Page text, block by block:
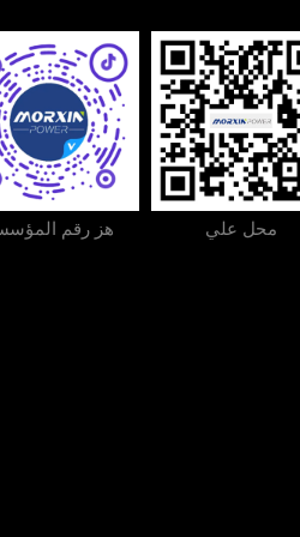
هز رقم محل علي